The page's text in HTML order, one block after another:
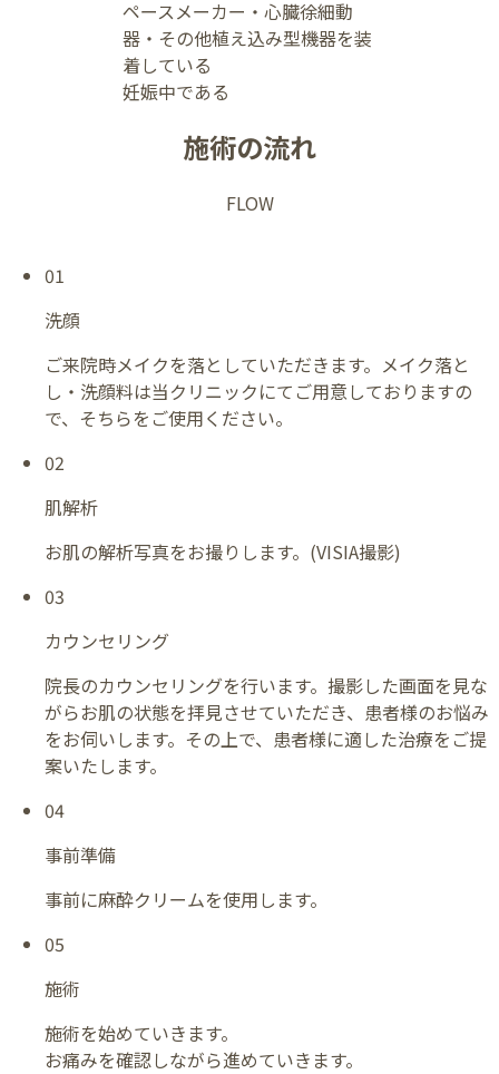
ペースメーカー・心臓徐細動
器・その他植え込み型機器を装
着している
妊娠中である
施術の流れ
FLOW
01
洗顔
ご来院時メイクを落としていただきます。メイク落と
し・洗顔料は当クリニックにてご用意しておりますの
で、そちらをご使用ください。
02
肌解析
お肌の解析写真をお撮りします。(VISIA撮影)
03
カウンセリング
院長のカウンセリングを行います。撮影した画面を見な
がらお肌の状態を拝見させていただき、患者様のお悩み
をお伺いします。その上で、患者様に適した治療をご提
案いたします。
04
事前準備
事前に麻酔クリームを使用します。
05
施術
施術を始めていきます。
お痛みを確認しながら進めていきます。